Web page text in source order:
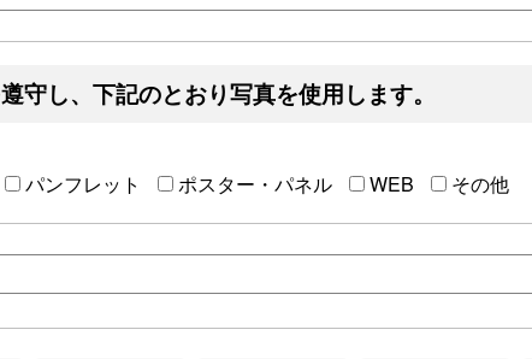
守し、下記のとおり写真を使用します。
パンフレット ポスター・パネル WEB その他